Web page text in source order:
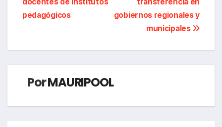
entradas
gobiernos regionales y
municipales
pedagógicos
PorMAURIPOOL